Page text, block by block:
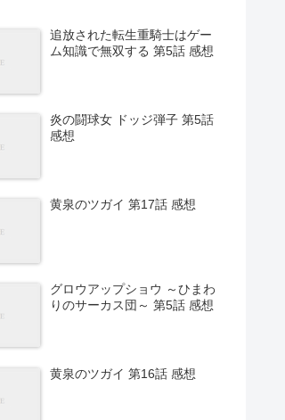
追放された転生重騎士はゲー
ム知識で無双する 第5話 感想
炎の闘球女 ドッジ弾子 第5話
感想
黄泉のツガイ 第17話 感想
グロウアップショウ ～ひまわ
りのサーカス団～ 第5話 感想
黄泉のツガイ 第16話 感想